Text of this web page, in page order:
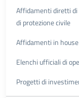
Affidamenti diretti di
di protezione civile
Affidamenti in house
Elenchi ufficiali di
Progetti di